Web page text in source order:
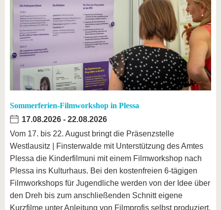
Sommerferien-Filmworkshop in Plessa
17.08.2026 - 22.08.2026
Vom 17. bis 22. August bringt die Präsenzstelle
Westlausitz | Finsterwalde mit Unterstützung des Amtes
Plessa die Kinderfilmuni mit einem Filmworkshop nach
Plessa ins Kulturhaus. Bei den kostenfreien 6-tägigen
Filmworkshops für Jugendliche werden von der Idee über
den Dreh bis zum anschließenden Schnitt eigene
Kurzfilme unter Anleitung von Filmprofis selbst produziert.